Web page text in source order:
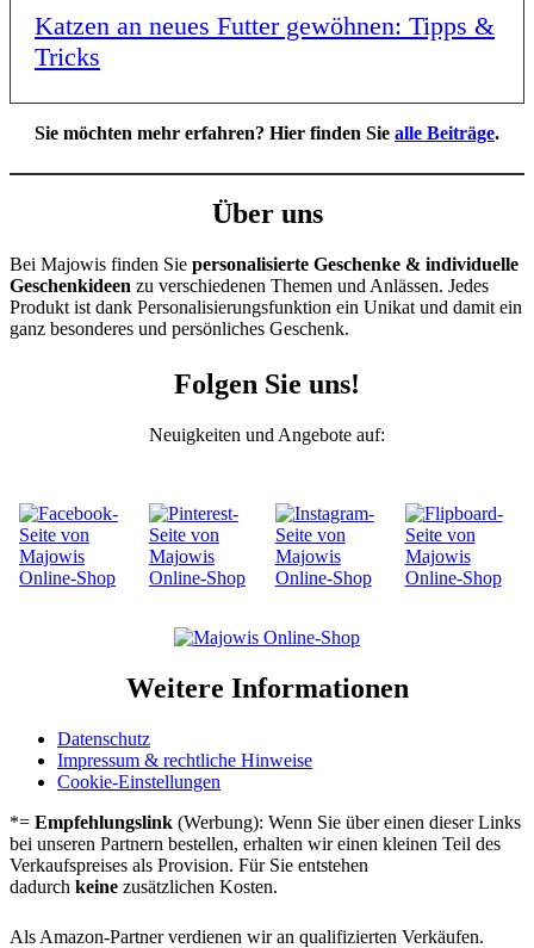
Katzen an neues Futter gewöh­nen: Tipps &
Tricks
Sie möchten mehr erfahren? Hier finden Sie alle Beiträge.
Über uns
Bei Majowis finden Sie personalisierte Geschenke & individuelle
Geschenkideen zu verschiedenen Themen und Anlässen. Jedes
Produkt ist dank Personalisierungsfunktion ein Unikat und damit ein
ganz besonderes und persönliches Geschenk.
Folgen Sie uns!
Neuigkeiten und Angebote auf:
Weitere Informationen
Daten­schutz
Impres­sum & recht­li­che Hinwei­se
Cookie-Einstel­lun­gen
*= Empfehlungslink (Werbung): Wenn Sie über einen dieser Links
bei unseren Partnern bestellen, erhalten wir einen kleinen Teil des
Verkaufspreises als Provision. Für Sie entstehen
dadurch keine zusätzlichen Kosten.
Als Amazon-Partner verdienen wir an qualifizierten Verkäufen.